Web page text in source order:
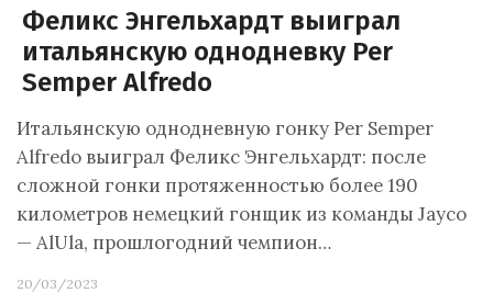
Феликс Энгельхардт выиграл
итальянскую однодневку Per
Semper Alfredo
Итальянскую однодневную гонку Per Semper
Alfredo выиграл Феликс Энгельхардт: после
сложной гонки протяженностью более 190
километров немецкий гонщик из команды Jayco
— AlUla, прошлогодний чемпион…
20/03/2023